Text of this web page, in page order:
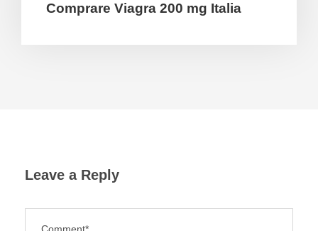
Comprare Viagra 200 mg Italia
Leave a Reply